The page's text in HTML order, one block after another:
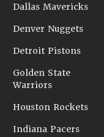
Dallas Mavericks
Denver Nuggets
Detroit Pistons
Golden State
Warriors
Houston Rockets
Indiana Pacers